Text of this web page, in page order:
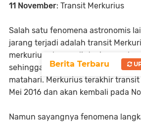
11 November: Transit Merkurius
Salah satu fenomena astronomis
jarang terjadi adalah transit
merkurius akan melintasi
sehingga akan terlihat seperti titik
matahari. Merkurius terakhir
Mei 2016 dan akan kembali pada
Namun sayangnya fenomena
Berita Terbaru